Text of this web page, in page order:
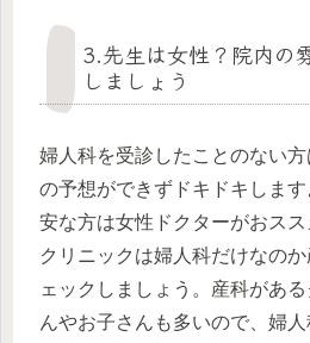
3.先生は女性？院内の
しましょう
婦人科を受診したことのない
の予想ができずドキドキしま
安な方は女性ドクターがおス
クリニックは婦人科だけなの
ェックしましょう。産科があ
んやお子さんも多いので、婦